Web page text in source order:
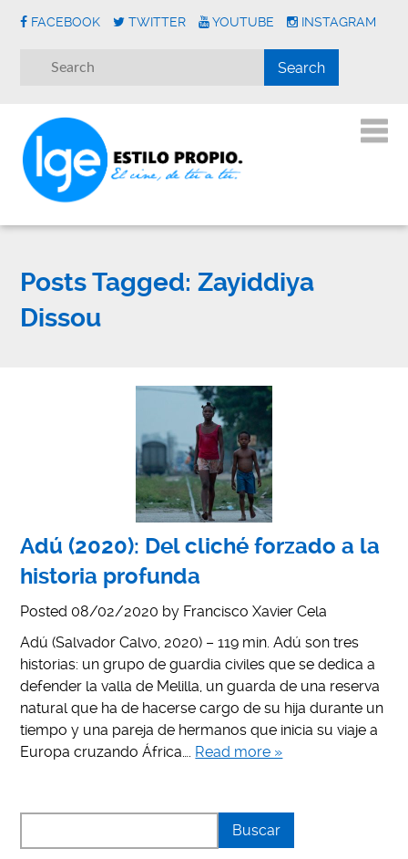
FACEBOOK TWITTER YOUTUBE INSTAGRAM
Posts Tagged: Zayiddiya
Dissou
Adú (2020): Del cliché forzado a la
historia profunda
Posted 08/02/2020 by Francisco Xavier Cela
Adú (Salvador Calvo, 2020) – 119 min. Adú son tres
historias: un grupo de guardia civiles que se dedica a
defender la valla de Melilla, un guarda de una reserva
natural que ha de hacerse cargo de su hija durante un
tiempo y una pareja de hermanos que inicia su viaje a
Europa cruzando África…. Read more »